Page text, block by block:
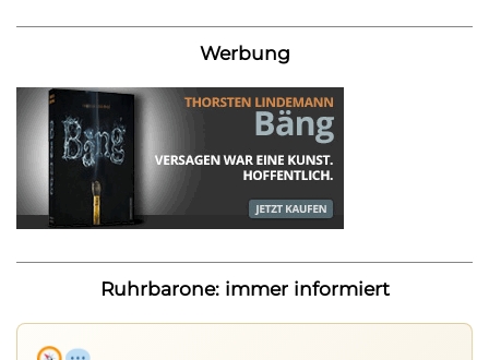
Werbung
Ruhrbarone: immer informiert